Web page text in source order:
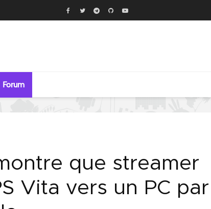
Forum
que streamer
Vita vers un PC par